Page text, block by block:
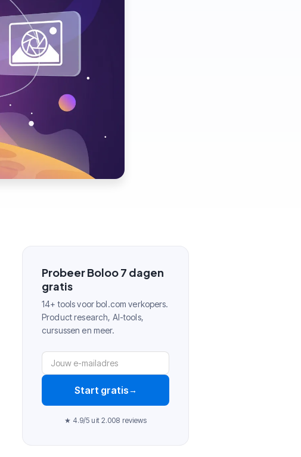
Probeer Boloo 7 dagen
gratis
14+ tools voor bol.com verkopers.
Product research, AI-tools,
cursussen en meer.
Start gratis→
★ 4.9/5 uit 2.008 reviews